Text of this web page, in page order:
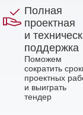
Полная
проектная
и
поддержка
Поможем
сократить
проектных
и выиграть
тендер